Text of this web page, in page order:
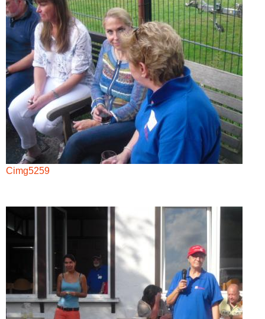
Cimg5259